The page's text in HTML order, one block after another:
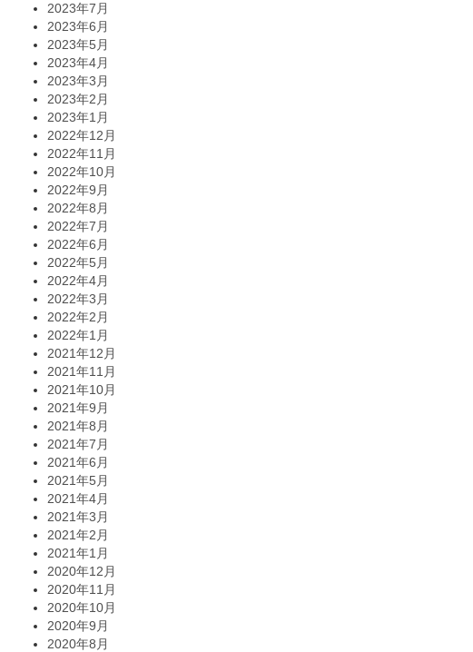
2023年7月
2023年6月
2023年5月
2023年4月
2023年3月
2023年2月
2023年1月
2022年12月
2022年11月
2022年10月
2022年9月
2022年8月
2022年7月
2022年6月
2022年5月
2022年4月
2022年3月
2022年2月
2022年1月
2021年12月
2021年11月
2021年10月
2021年9月
2021年8月
2021年7月
2021年6月
2021年5月
2021年4月
2021年3月
2021年2月
2021年1月
2020年12月
2020年11月
2020年10月
2020年9月
2020年8月